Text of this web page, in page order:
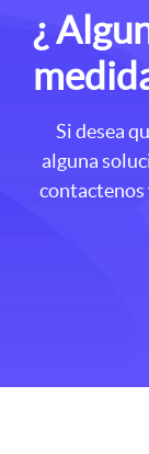
¿
Si desea
alguna
contactenos